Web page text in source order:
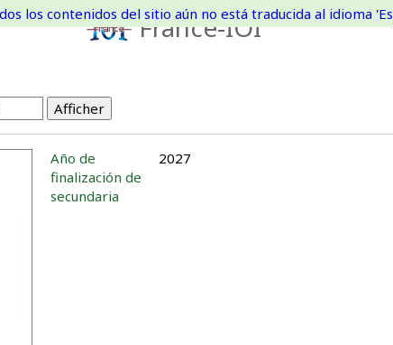
France-IOI
los contenidos del sitio aún no está traducida al idioma
Año de
finalización de
secundaria
2027